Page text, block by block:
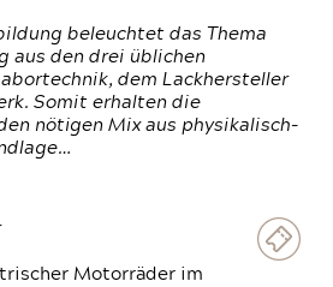
beleuchtet das Thema
aus den drei üblichen
dem Lackhersteller
Somit erhalten die
nötigen Mix aus physikalisch-
Motorräder im